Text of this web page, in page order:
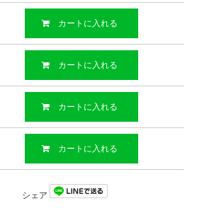
カートに入れる
カートに入れる
カートに入れる
カートに入れる
シェア